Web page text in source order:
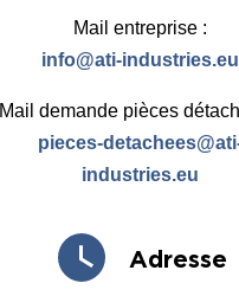
Mail entreprise :
info@ati-industries.eu
Mail demande pièces
pieces-
industries.eu
Adresse